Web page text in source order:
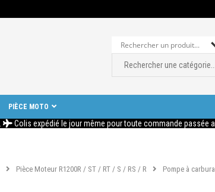
PIÈCE MOTO
Colis expédié le jour même pour toute commande passée
Pièce Moteur R1200R / ST / RT / S / RS / R Pompe à